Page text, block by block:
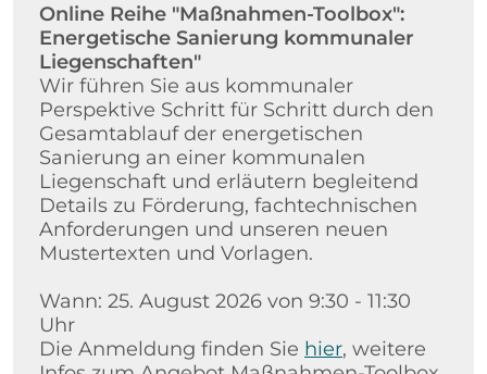
Online Reihe "Maßnahmen-Toolbox":
Energetische Sanierung kommunaler
Liegenschaften"
Wir führen Sie aus kommunaler
Perspektive Schritt für Schritt durch den
Gesamtablauf der energetischen
Sanierung an einer kommunalen
Liegenschaft und erläutern begleitend
Details zu Förderung, fachtechnischen
Anforderungen und unseren neuen
Mustertexten und Vorlagen.
Wann: 25. August 2026 von 9:30 - 11:30
Uhr
Die Anmeldung finden Sie hier, weitere